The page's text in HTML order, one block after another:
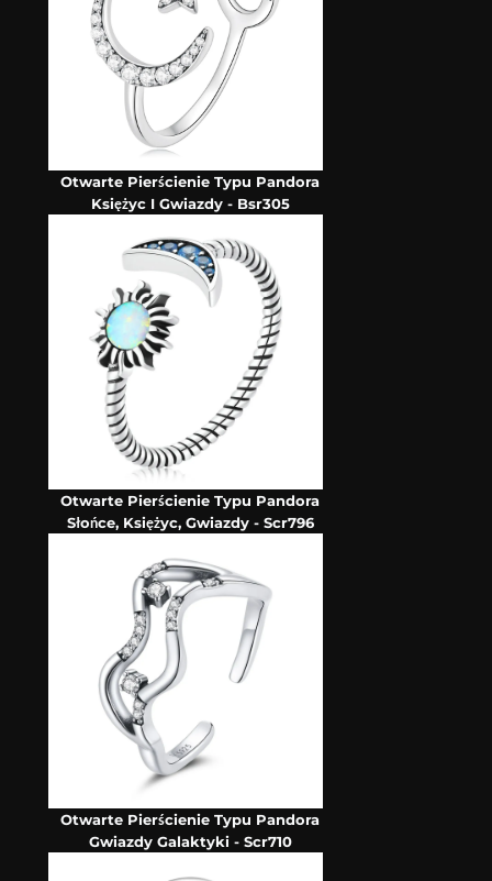
Otwarte Pierścienie Typu Pandora
Księżyc I Gwiazdy - Bsr305
Otwarte Pierścienie Typu Pandora
Słońce, Księżyc, Gwiazdy - Scr796
Otwarte Pierścienie Typu Pandora
Gwiazdy Galaktyki - Scr710